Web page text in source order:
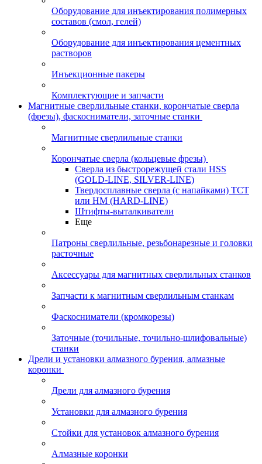
Оборудование для инъектирования полимерных
составов (смол, гелей)
Оборудование для инъектирования цементных
растворов
Инъекционные пакеры
Комплектующие и запчасти
Магнитные сверлильные станки, корончатые сверла
(фрезы), фаскосниматели, заточные станки
Магнитные сверлильные станки
Корончатые сверла (кольцевые фрезы)
Сверла из быстрорежущей стали HSS
(GOLD-LINE, SILVER-LINE)
Твердосплавные сверла (с напайками) ТСТ
или HM (HARD-LINE)
Штифты-выталкиватели
Еще
Патроны сверлильные, резьбонарезные и головки
расточные
Аксессуары для магнитных сверлильных станков
Запчасти к магнитным сверлильным станкам
Фаскосниматели (кромкорезы)
Заточные (точильные, точильно-шлифовальные)
станки
Дрели и установки алмазного бурения, алмазные
коронки
Дрели для алмазного бурения
Установки для алмазного бурения
Стойки для установок алмазного бурения
Алмазные коронки